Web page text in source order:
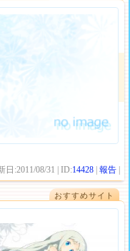
日:2011/08/31 | ID:14428 |報告
おすすめサイト